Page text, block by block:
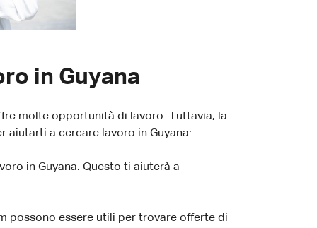
in Guyana
molte opportunità di lavoro. Tuttavia, la
aiutarti a cercare lavoro in Guyana:
in Guyana. Questo ti aiuterà a
possono essere utili per trovare offerte di